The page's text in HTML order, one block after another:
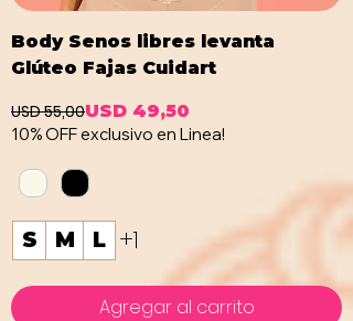
Body Senos libres levanta
Glúteo Fajas Cuidart
Precio
USD 55,00
Precio de oferta
USD 49,50
10% OFF exclusivo en Linea!
S M L +1
Agregar al carrito